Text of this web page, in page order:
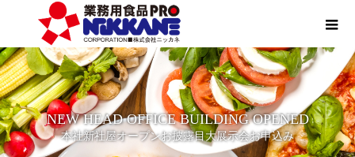
NEW HEAD OFFICE BUILDING OPENED
本社新社屋オープンお披露目大展示会お申込み